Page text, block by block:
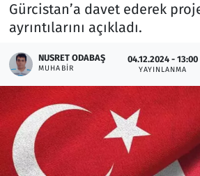
Gürcistan’a davet ederek
ayrıntılarını açıkladı.
NUSRET ODABAŞ
MUHABIR
04.12.2024 - 13:00
YAYINLANMA
Otomobil
Oyun
Ramazan
Resmi İlanlar
Rüya Tabirleri